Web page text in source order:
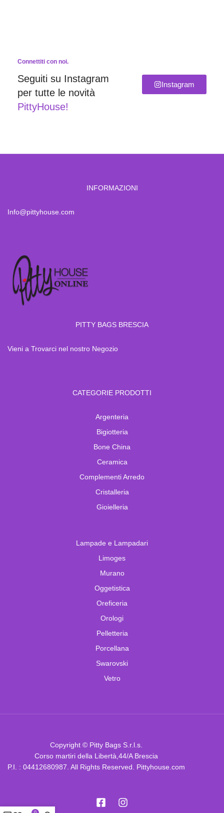
Connettiti con noi.
Seguiti su Instagram
per tutte le novità
PittyHouse!
Instagram
INFORMAZIONI
Info@pittyhouse.com
PITTY BAGS BRESCIA
Vieni a Trovarci nel nostro Negozio
CATEGORIE PRODOTTI
Argenteria
Bigiotteria
Bone China
Ceramica
Complementi Arredo
Cristalleria
Gioielleria
Lampade e Lampadari
Limoges
Murano
Oggetistica
Oreficeria
Orologi
Pelletteria
Porcellana
Swarovski
Vetro
Copyright © Pitty Bags S.r.l.s.
Corso martiri della Libertà,44/A Brescia
P.I. : 04412680987. All Rights Reserved. Pittyhouse.com